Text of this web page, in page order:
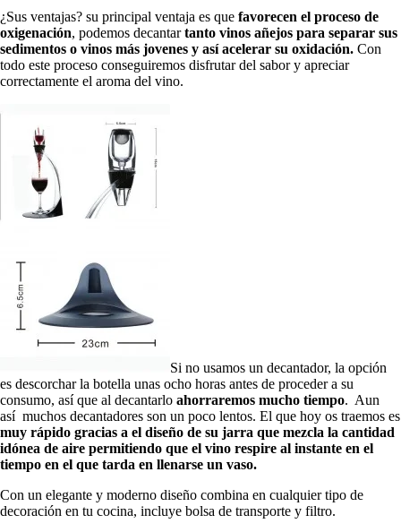
¿Sus ventajas? su principal ventaja es que favorecen el proceso de
oxigenación, podemos decantartanto vinos añejos para separar sus
sedimentos o vinos más jovenes y así acelerar su oxidación. Con
todo este proceso conseguiremos disfrutar del sabor y apreciar
correctamente el aroma del vino.
Si no usamos un decantador, la opción
es descorchar la botella unas ocho horas antes de proceder a su
consumo, así que al decantarlo ahorraremos mucho tiempo. Aun
así muchos decantadores son un poco lentos. El que hoy os traemos es
muy rápido gracias a el diseño de su jarra que mezcla la cantidad
idónea de aire permitiendo que el vino respire al instante en el
tiempo en el que tarda en llenarse un vaso.
Con un elegante y moderno diseño combina en cualquier tipo de
decoración en tu cocina, incluye bolsa de transporte y filtro.